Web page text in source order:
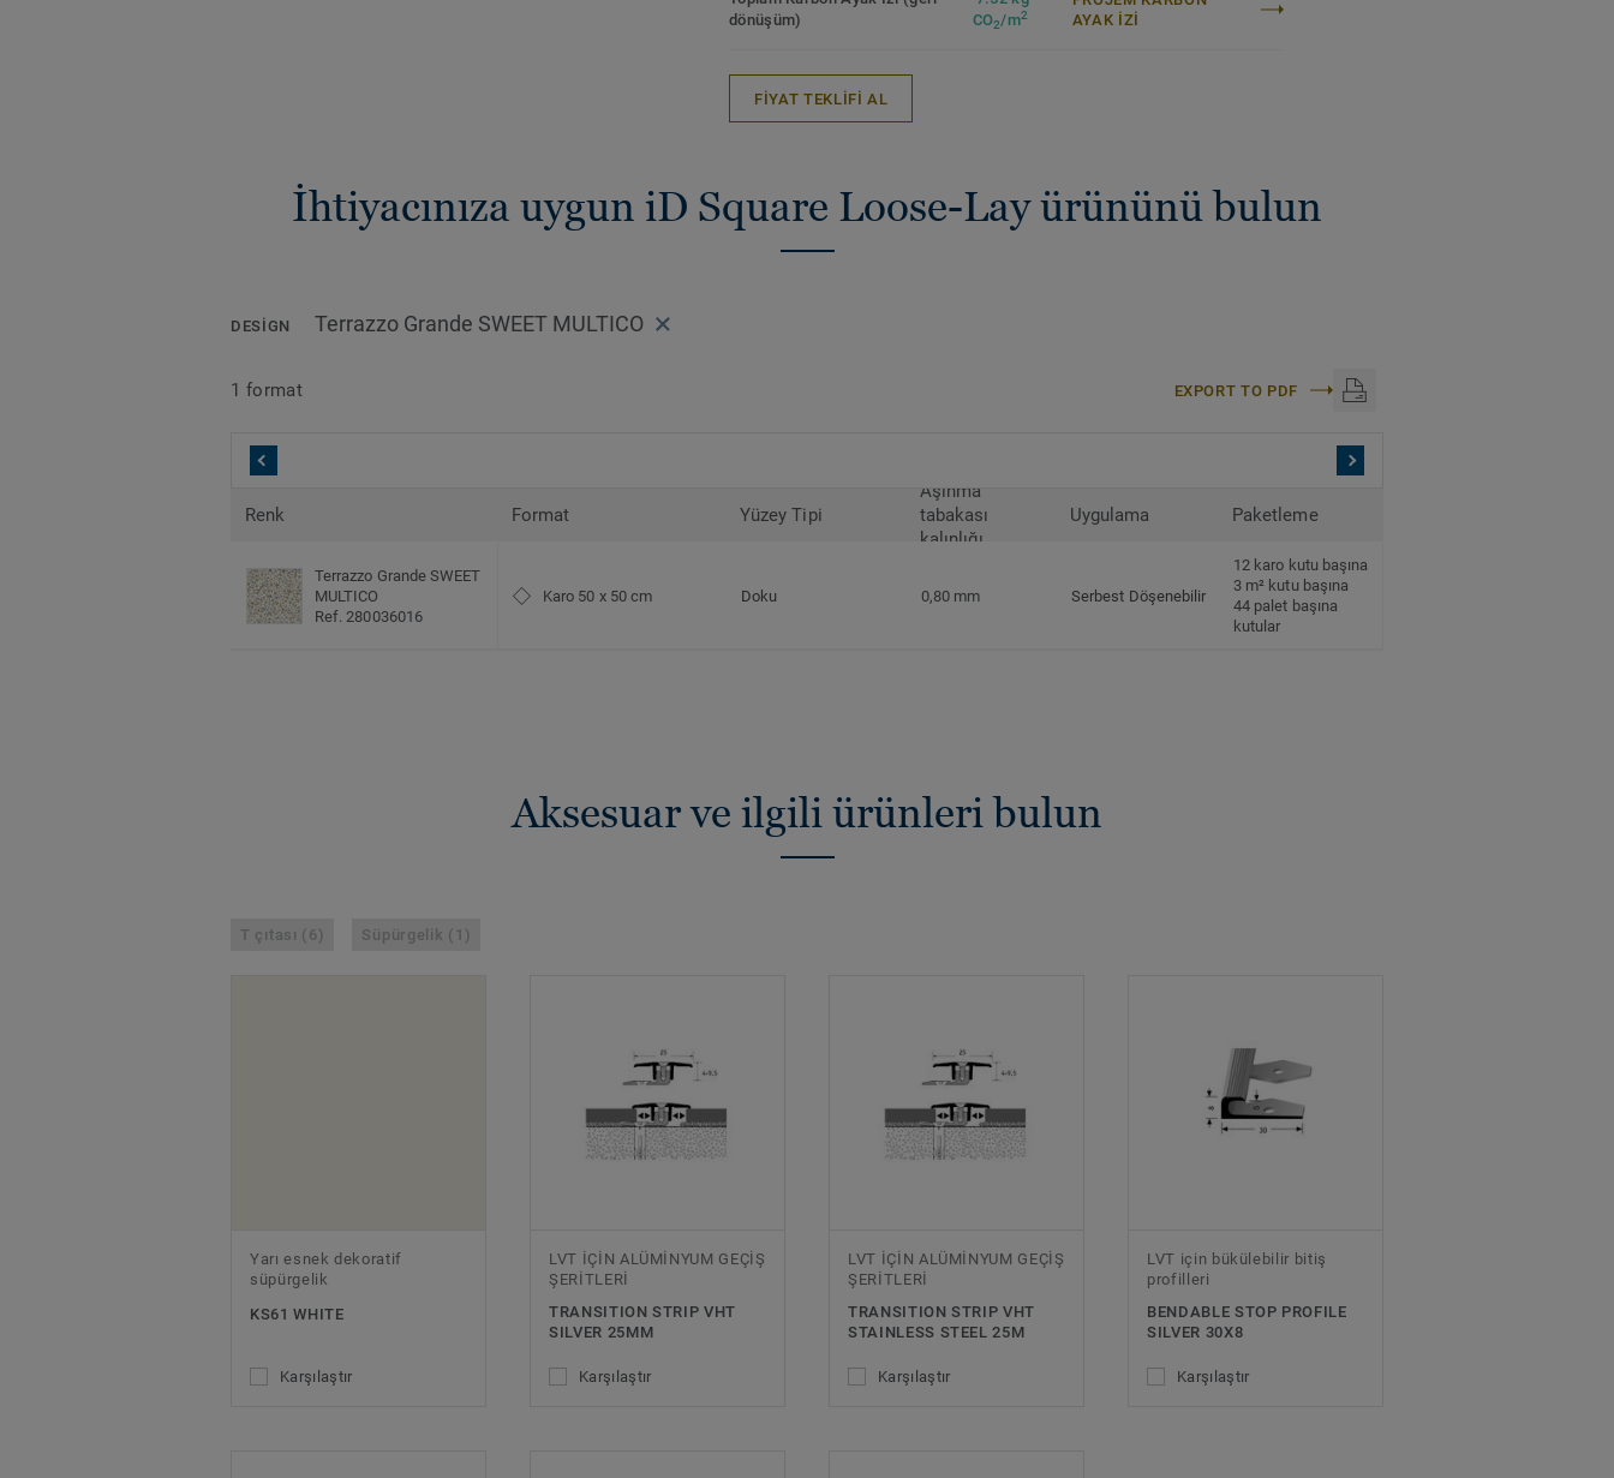
dönüşüm)
CO2/m2
AYAK IZI
FİYAT TEKLİFİ AL
İhtiyacınıza uygun iD Square Loose-Lay ürününü bulun
DESIGN Terrazzo Grande SWEET MULTICO
1 format EXPORT TO PDF
Renk Format Yüzey Tipi
Aşınma
tabakası
kalınlığı
Uygulama Paketleme
Terrazzo Grande SWEET
MULTICO
Ref. 280036016
Karo 50 x 50 cm Doku 0,80 mm Serbest Döşenebilir
12 karo kutu başına
3 m² kutu başına
44 palet başına
kutular
Aksesuar ve ilgili ürünleri bulun
T çıtası (6) Süpürgelik (1)
Yarı esnek dekoratif
süpürgelik
KS61 WHITE
Karşılaştır
LVT İÇİN ALÜMİNYUM GEÇİŞ
ŞERİTLERİ
TRANSITION STRIP VHT
SILVER 25MM
Karşılaştır
LVT İÇİN ALÜMİNYUM GEÇİŞ
ŞERİTLERİ
TRANSITION STRIP VHT
STAINLESS STEEL 25M
Karşılaştır
LVT için bükülebilir bitiş
profilleri
BENDABLE STOP PROFILE
SILVER 30X8
Karşılaştır